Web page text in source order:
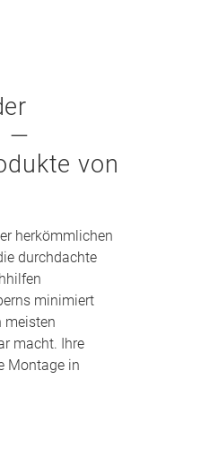
—
von
herkömmlichen
durchdachte
minimiert
meisten
macht. Ihre
Montage in